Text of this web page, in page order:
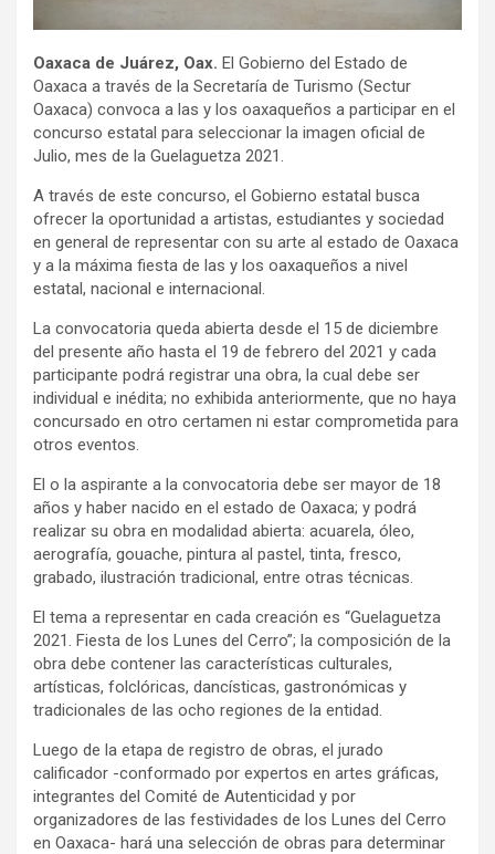
Oaxaca de Juárez, Oax. El Gobierno del Estado de
Oaxaca a través de la Secretaría de Turismo (Sectur
Oaxaca) convoca a las y los oaxaqueños a participar en el
concurso estatal para seleccionar la imagen oficial de
Julio, mes de la Guelaguetza 2021.
A través de este concurso, el Gobierno estatal busca
ofrecer la oportunidad a artistas, estudiantes y sociedad
en general de representar con su arte al estado de Oaxaca
y a la máxima fiesta de las y los oaxaqueños a nivel
estatal, nacional e internacional.
La convocatoria queda abierta desde el 15 de diciembre
del presente año hasta el 19 de febrero del 2021 y cada
participante podrá registrar una obra, la cual debe ser
individual e inédita; no exhibida anteriormente, que no haya
concursado en otro certamen ni estar comprometida para
otros eventos.
El o la aspirante a la convocatoria debe ser mayor de 18
años y haber nacido en el estado de Oaxaca; y podrá
realizar su obra en modalidad abierta: acuarela, óleo,
aerografía, gouache, pintura al pastel, tinta, fresco,
grabado, ilustración tradicional, entre otras técnicas.
El tema a representar en cada creación es “Guelaguetza
2021. Fiesta de los Lunes del Cerro”; la composición de la
obra debe contener las características culturales,
artísticas, folclóricas, dancísticas, gastronómicas y
tradicionales de las ocho regiones de la entidad.
Luego de la etapa de registro de obras, el jurado
calificador -conformado por expertos en artes gráficas,
integrantes del Comité de Autenticidad y por
organizadores de las festividades de los Lunes del Cerro
en Oaxaca- hará una selección de obras para determinar